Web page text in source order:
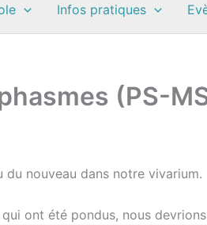
Infos pratiques
(PS-
du nouveau dans notre vivarium.
ont été pondus, nous